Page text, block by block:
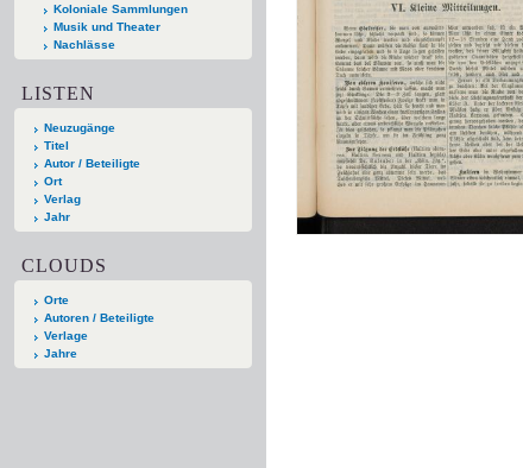
Koloniale Sammlungen
Musik und Theater
Nachlässe
LISTEN
Neuzugänge
Titel
Autor / Beteiligte
Ort
Verlag
Jahr
CLOUDS
Orte
Autoren / Beteiligte
Verlage
Jahre